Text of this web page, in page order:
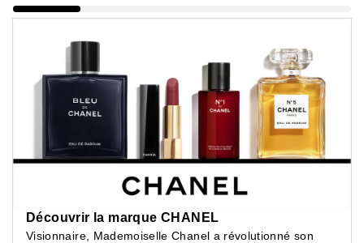
Découvrir la marque CHANEL
Visionnaire, Mademoiselle Chanel a révolutionné son